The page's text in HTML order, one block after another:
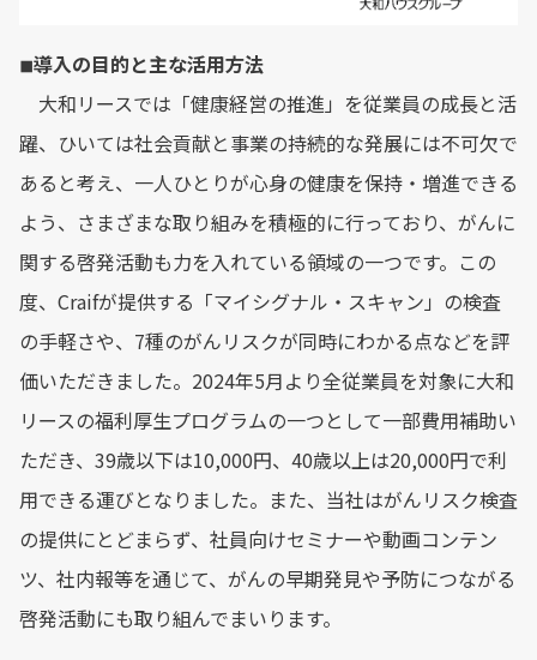
◾︎導入の目的と主な活用方法
大和リースでは「健康経営の推進」を従業員の成長と活
躍、ひいては社会貢献と事業の持続的な発展には不可欠で
あると考え、一人ひとりが心身の健康を保持・増進できる
よう、さまざまな取り組みを積極的に行っており、がんに
関する啓発活動も力を入れている領域の一つです。この
度、Craifが提供する「マイシグナル・スキャン」の検査
の手軽さや、7種のがんリスクが同時にわかる点などを評
価いただきました。2024年5月より全従業員を対象に大和
リースの福利厚生プログラムの一つとして一部費用補助い
ただき、39歳以下は10,000円、40歳以上は20,000円で利
用できる運びとなりました。また、当社はがんリスク検査
の提供にとどまらず、社員向けセミナーや動画コンテン
ツ、社内報等を通じて、がんの早期発見や予防につながる
啓発活動にも取り組んでまいります。